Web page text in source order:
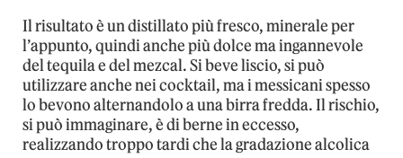
Il risultato è un distillato più fresco, minerale per
l’appunto, quindi anche più dolce ma ingannevole
del tequila e del mezcal. Si beve liscio, si può
utilizzare anche nei cocktail, ma i messicani spesso
lo bevono alternandolo a una birra fredda. Il rischio,
si può immaginare, è di berne in eccesso,
realizzando troppo tardi che la gradazione alcolica